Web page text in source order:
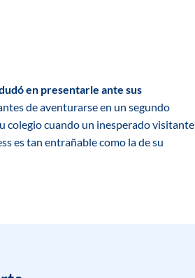
en presentarle ante sus
de aventurarse en un segundo
colegio cuando un inesperado visitante
es tan entrañable como la de su